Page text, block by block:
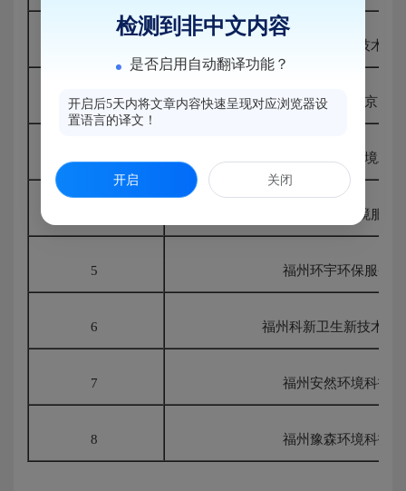
福州兴科防公害技术开
2 马氏兄弟科技（北京）
福建信和虫控环境工
福州康灭仕环境服务
5 福州环宇环保服务
6 福州科新卫生新技术开
7 福州安然环境科技
8 福州豫森环境科技
检测到非中文内容
是否启用自动翻译功能？
开启后5天内将文章内容快速呈现对应浏览器设
置语言的译文！
开启 关闭